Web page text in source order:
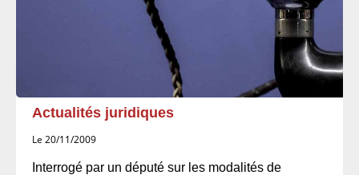
Actualités juridiques
Le 20/11/2009
Interrogé par un député sur les modalités de